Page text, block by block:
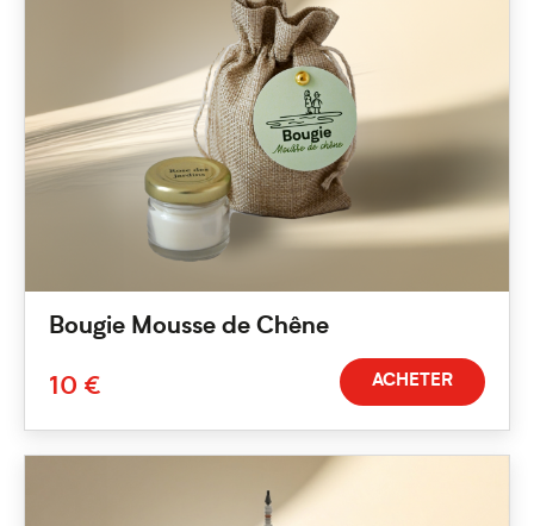
Bougie Mousse de Chêne
10 € ACHETER